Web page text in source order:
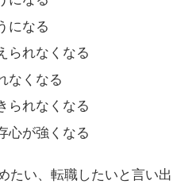
になる
られなくなる
なくなる
られなくなる
心が強くなる
たい、転職したいと言い出